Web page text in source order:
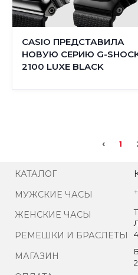
CASIO ПРЕДСТАВИЛА
НОВУЮ СЕРИЮ G-
2100 LUXE BLACK
‹ 1
КАТАЛОГ
МУЖСКИЕ ЧАСЫ
ЖЕНСКИЕ ЧАСЫ
РЕМЕШКИ И БРАСЛЕТЫ
МАГАЗИН
4